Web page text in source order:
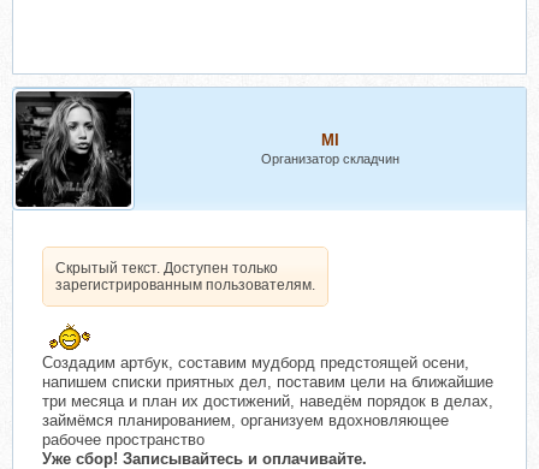
MI
Организатор складчин
Скрытый текст. Доступен только
зарегистрированным пользователям.
Создадим артбук, составим мудборд предстоящей осени,
напишем списки приятных дел, поставим цели на ближайшие
три месяца и план их достижений, наведём порядок в делах,
займёмся планированием, организуем вдохновляющее
рабочее пространство
Уже сбор! Записывайтесь и оплачивайте.